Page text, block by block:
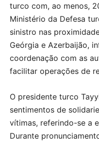
turco com, ao menos,
Ministério da Defesa
sinistro nas
Geórgia e Azerbaijão,
coordenação com as
facilitar operações de
O presidente turco
sentimentos de
vítimas, referindo-se a
Durante